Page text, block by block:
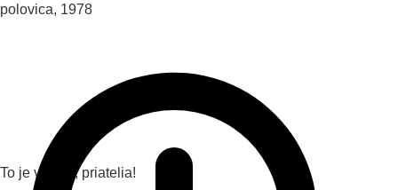
polovica, 1978
To je všetko, priatelia!